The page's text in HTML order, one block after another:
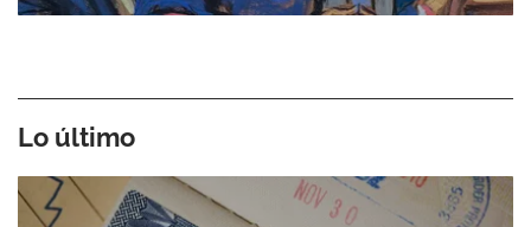
Lo último